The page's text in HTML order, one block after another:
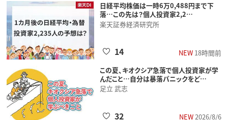
日経平均株価は一時6万0,488円まで下
落…この先は？個人投資家2,2…
楽天証券経済研究所
NEW18時間前
14
この夏、キオクシア急落で個人投資家が学
んだこと…自分は暴落パニックをど…
足立 武志
NEW2026/8/6
32